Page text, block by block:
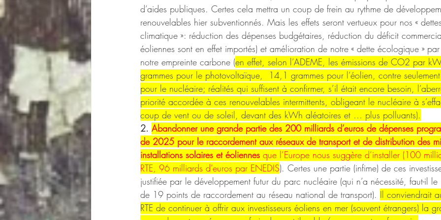
d’aides publiques. Certes cela mettra un coup de frein au rythme de
renouvelables hier subventionnés. Mais les effets seront vertueux pour nos «
climatique »: réduction des dépenses budgétaires, réduction du déficit
éoliennes sont en effet importés) et amélioration de notre « dette écologique »
notre empreinte carbone (en effet, selon l’ADEME, les émissions de CO2 par
grammes pour le photovoltaïque,  14,1 grammes pour l’éolien, contre
pour le nucléaire; réalités qui suffisent à confirmer, s’il était encore besoin,
priorité accordée à ces renouvelables intermittents, obligeant le nucléaire à
coup de vent ou de soleil, devant des kWh aléatoires et … plus polluants).
2. Abandonner une grande partie des 200 milliards d’euros de dépenses
de 2025 pour le raccordement aux réseaux de transport et de distribution des
installations solaires et éoliennes que l’Europe nous suggère d’installer (100
RTE, 96 milliards d’euros par ENEDIS). Certes une partie (infime) de ces
justifiée par le développement futur du parc nucléaire (qui n’a nécessité, faut-il
de 19 points de raccordement au réseau national de transport). Il conviendrait
RTE de continuer à offrir aux investisseurs éoliens en mer (souvent étrangers) la